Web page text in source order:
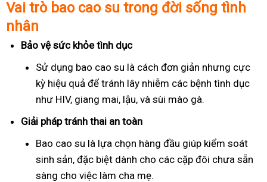
Vai trò bao cao su trong đời sống tình
nhân
Bảo vệ sức khỏe tình dục
Sử dụng bao cao su là cách đơn giản nhưng cực
kỳ hiệu quả để tránh lây nhiễm các bệnh tình dục
như HIV, giang mai, lậu, và sùi mào gà.
Giải pháp tránh thai an toàn
Bao cao su là lựa chọn hàng đầu giúp kiểm soát
sinh sản, đặc biệt dành cho các cặp đôi chưa sẵn
sàng cho việc làm cha mẹ.